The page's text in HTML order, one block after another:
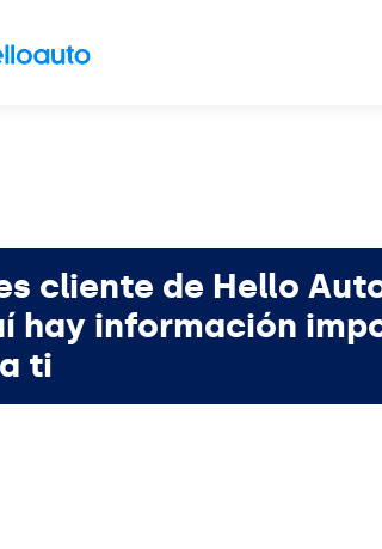
principal
cliente de Hello
hay información
ti